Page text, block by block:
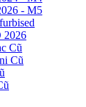
- M5
2026
Cũ
Cũ